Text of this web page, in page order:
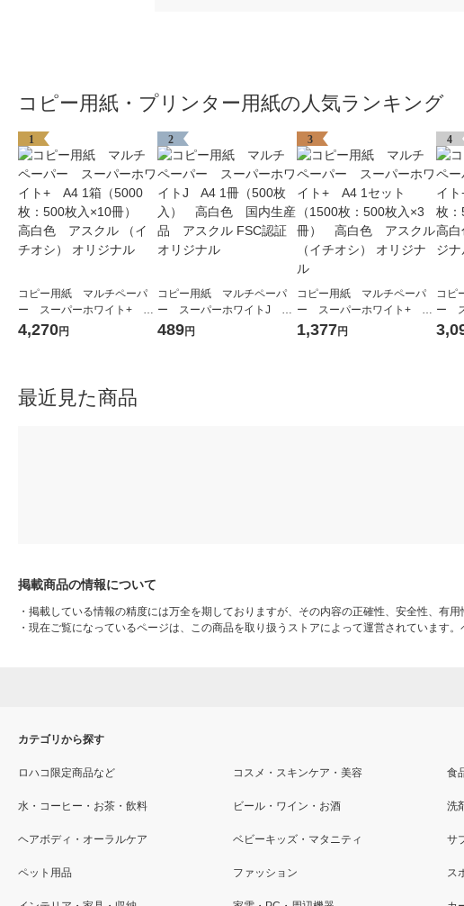
コピー用紙・プリンター用紙の人気ランキング
1
コピー用紙 マルチペーパ
ー スーパーホワイト+ A4
1箱（5000枚：500枚入×10
4,270円
2
コピー用紙 マルチペーパ
ー スーパーホワイトJ A4
1冊（500枚入） 高白色
489円
3
コピー用紙 マルチペーパ
ー スーパーホワイト+ A4
1セット（1500枚：500枚入
1,377円
4
コピ
ー
1箱
最近見た商品
掲載商品の情報について
・ 掲載している情報の精度には万全を期しておりますが、その内容の正確性、安全性、有用
・ 現在ご覧になっているページは、この商品を取り扱うストアによって運営されています
カテゴリから探す
ロハコ限定商品など コスメ・スキンケア・美容 食
水・コーヒー・お茶・飲料 ビール・ワイン・お酒 洗
ヘアボディ・オーラルケア ベビーキッズ・マタニティ サ
ペット用品 ファッション ス